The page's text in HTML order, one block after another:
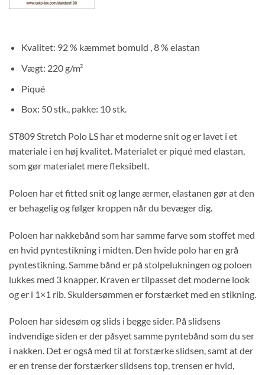
Kvalitet: 92 % kæmmet bomuld , 8 % elastan
Vægt: 220 g/m²
Piqué
Box: 50 stk., pakke: 10 stk.
ST809 Stretch Polo LS har et moderne snit og er lavet i et
materiale i en høj kvalitet. Materialet er piqué med elastan,
som gør materialet mere fleksibelt.
Poloen har et fitted snit og lange ærmer, elastanen gør at den
er behagelig og følger kroppen når du bevæger dig.
Poloen har nakkebånd som har samme farve som stoffet med
en hvid pyntestikning i midten. Den hvide polo har en grå
pyntestikning. Samme bånd er på stolpelukningen og poloen
lukkes med 3 knapper. Kraven er tilpasset det moderne look
og er i 1×1 rib. Skuldersømmen er forstærket med en stikning.
Poloen har sidesøm og slids i begge sider. På slidsens
indvendige siden er der påsyet samme pyntebånd som du ser
i nakken. Det er også med til at forstærke slidsen, samt at der
er en trense der forstærker slidsens top, trensen er hvid,